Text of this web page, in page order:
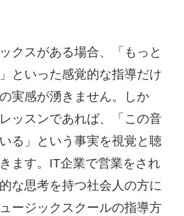
クスがある場合、「もっと
といった感覚的な指導だけ
実感が湧きません。しか
ッスンであれば、「この音
る」という事実を視覚と聴
ます。IT企業で営業をされ
な思考を持つ社会人の方に
ージックスクールの指導方